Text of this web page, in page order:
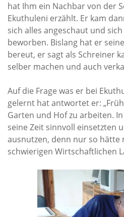
Spenden
Rechenschaftsberichte
Kontakt I Infos zum Download
EKUTHULENI
Ausbildung in Ekuthuleni
Berichte aus Gumtree
INFORMATIONEN
Aktuelles
Rundbriefe
Termine
hat Ihm ein Nachbar von der
Ekuthuleni erzählt. Er kam
sich alles angeschaut und
beworben. Bislang hat er
bereut, er sagt als Schreiner
selber machen und auch
Auf die Frage was er bei
gelernt hat antwortet er:
Garten und Hof zu arbeiten.
seine Zeit sinnvoll einsetzten
ausnutzen, denn nur so hätte
schwierigen Wirtschaftlichen